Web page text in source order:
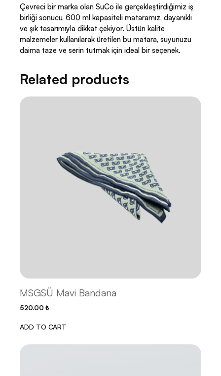
Çevreci bir marka olan SuCo ile gerçekleştirdiğimiz iş
birliği sonucu, 600 ml kapasiteli mataramız, dayanıklı
ve şık tasarımıyla dikkat çekiyor. Üstün kalite
malzemeler kullanılarak üretilen bu matara, suyunuzu
daima taze ve serin tutmak için ideal bir seçenek.
Related products
MSGSÜ Mavi Bandana
520.00 ₺
ADD TO CART